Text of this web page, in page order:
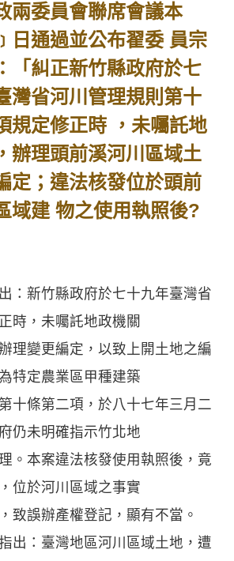
兩委員會聯席會議本
日通過並公布翟委 員宗
「糾正新竹縣政府於七
灣省河川管理規則第十
規定修正時 ，未囑託地
辦理頭前溪河川區域土
定；違法核發位於頭前
域建 物之使用執照後?
新竹縣政府於七十九年臺灣省
時，未囑託地政機關
理變更編定，以致上開土地之編
特定農業區甲種建築
十條第二項，於八十七年三月二
仍未明確指示竹北地
。本案違法核發使用執照後，竟
位於河川區域之事實
致誤辦產權登記，顯有不當。
：臺灣地區河川區域土地，遭